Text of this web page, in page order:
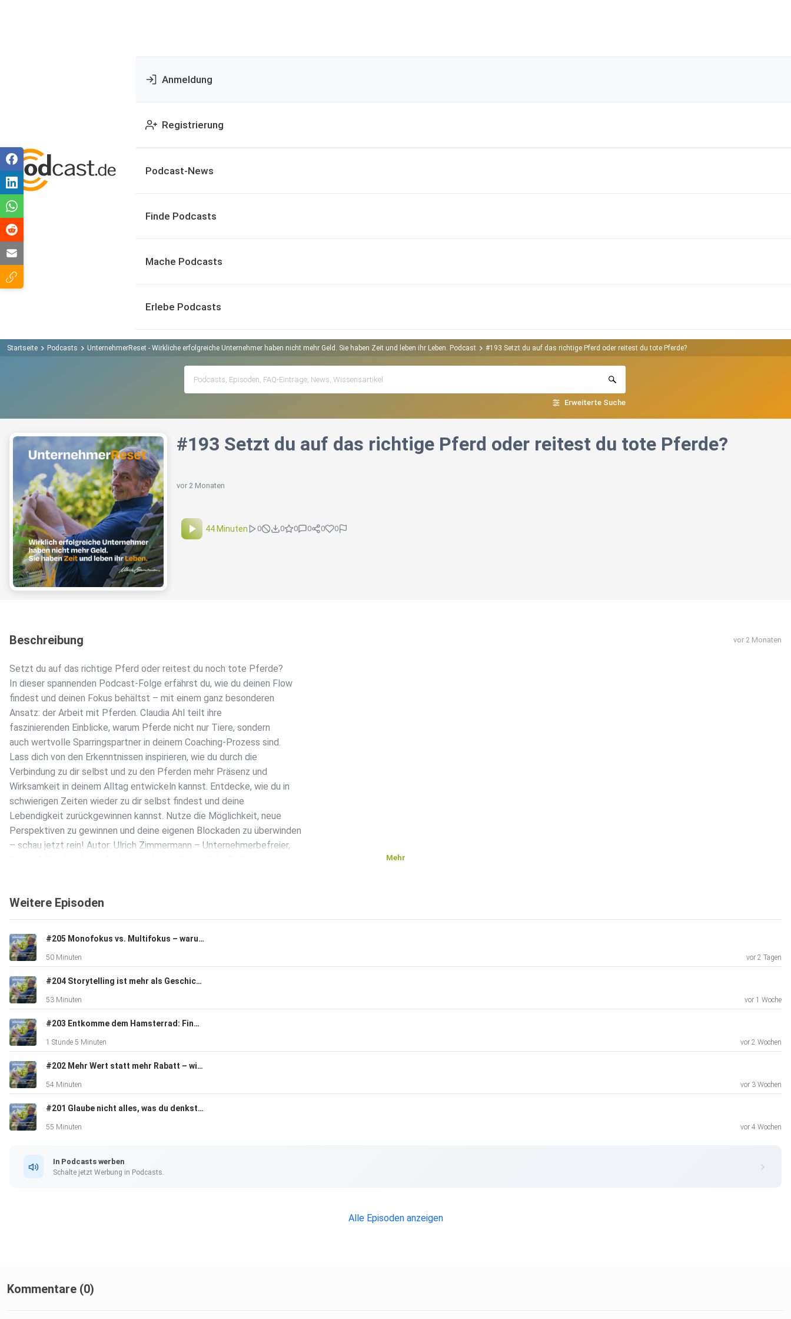
Anmeldung
Registrierung
Podcast-News
Finde Podcasts
Mache Podcasts
Erlebe Podcasts
Startseite Podcasts UnternehmerReset - Wirkliche erfolgreiche Unternehmer haben nicht mehr Geld. Sie haben Zeit und leben ihr Leben. Podcast #193 Setzt du auf das richtige Pferd oder reitest du tote Pferde?
Erweiterte Suche
#193 Setzt du auf das richtige Pferd oder reitest du tote Pferde?
vor 2 Monaten
44 Minuten 0 0 0 0 0 0
Beschreibung vor 2 Monaten
Setzt du auf das richtige Pferd oder reitest du noch tote Pferde?
In dieser spannenden Podcast-Folge erfährst du, wie du deinen Flow
findest und deinen Fokus behältst – mit einem ganz besonderen
Ansatz: der Arbeit mit Pferden. Claudia Ahl teilt ihre
faszinierenden Einblicke, warum Pferde nicht nur Tiere, sondern
auch wertvolle Sparringspartner in deinem Coaching-Prozess sind.
Lass dich von den Erkenntnissen inspirieren, wie du durch die
Verbindung zu dir selbst und zu den Pferden mehr Präsenz und
Wirksamkeit in deinem Alltag entwickeln kannst. Entdecke, wie du in
schwierigen Zeiten wieder zu dir selbst findest und deine
Lebendigkeit zurückgewinnen kannst. Nutze die Möglichkeit, neue
Perspektiven zu gewinnen und deine eigenen Blockaden zu überwinden
– schau jetzt rein! Autor: Ulrich Zimmermann – Unternehmerbefreier,
Mehr
Weitere Episoden
#205 Monofokus vs. Multifokus – warum „Scanner“ oft die glücklichsten Unternehmer sind (mit Anita Raidl)
50 Minuten vor 2 Tagen
#204 Storytelling ist mehr als Geschichten erzählen - wie du im Kopf und im Herzen deiner Wunschkunden bleibst
53 Minuten vor 1 Woche
#203 Entkomme dem Hamsterrad: Finde heraus, wer du wirklich sein willst! - Im Gespräch mit Franziska Walther
1 Stunde 5 Minuten vor 2 Wochen
#202 Mehr Wert statt mehr Rabatt – wie sehr verhandeln wirklich funktioniert - im Gespräch mit Achim Oberhauser
54 Minuten vor 3 Wochen
#201 Glaube nicht alles, was du denkst - wenn dir ERGEBNISSE wichtig sind.
55 Minuten vor 4 Wochen
In Podcasts werben
Schalte jetzt Werbung in Podcasts.
Alle Episoden anzeigen
Kommentare (0)